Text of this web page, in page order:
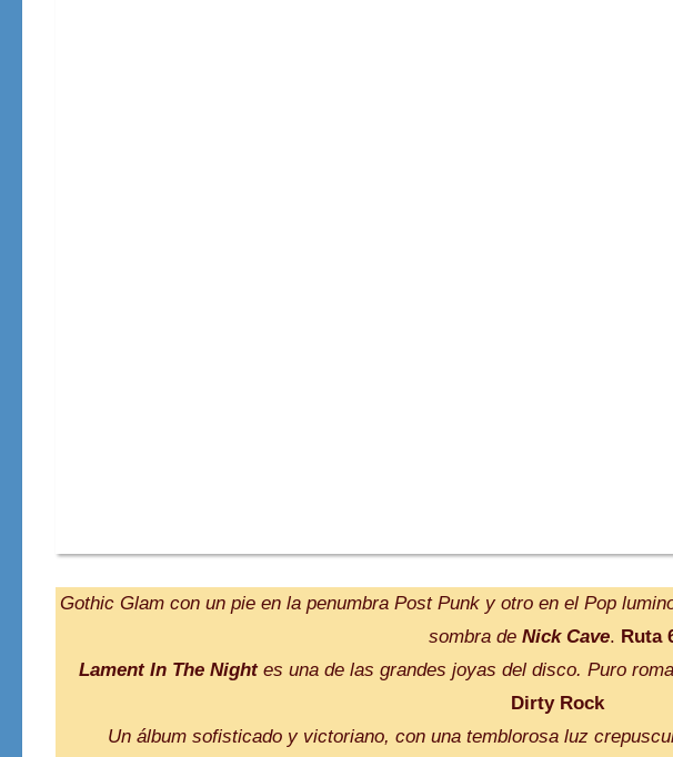
Gothic Glam con un pie en la penumbra Post Punk y otro en el Pop
sombra de Nick Cave. Ruta
Lament In The Nightes una de las grandes joyas del disco. Puro
Dirty Rock
Un álbum sofisticado y victoriano, con una temblorosa luz